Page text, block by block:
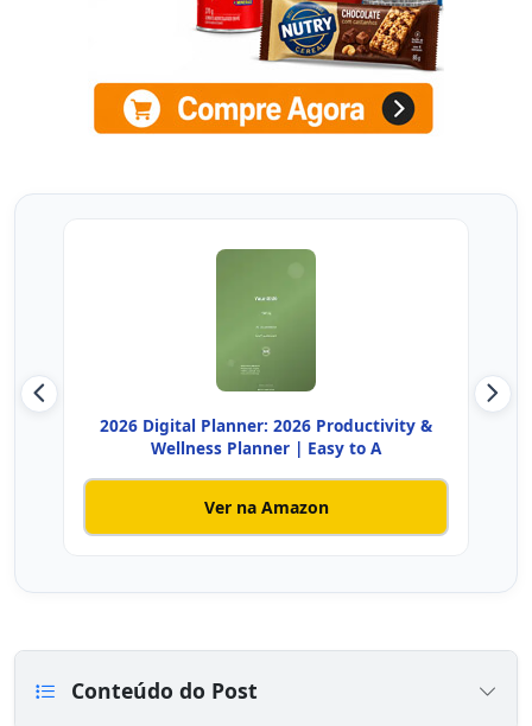
2026 Digital Planner: 2026 Productivity &
Wellness Planner | Easy to A
Ver na Amazon
Conteúdo do Post